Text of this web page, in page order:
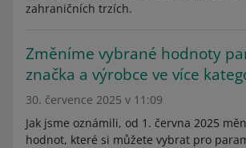
zahraničních trzích.
Změníme vybrané hodnoty
značka a výrobce ve více
30. července 2025 v 11:09
Jak jsme oznámili, od 1. června 2025
hodnot, které si můžete vybrat pro